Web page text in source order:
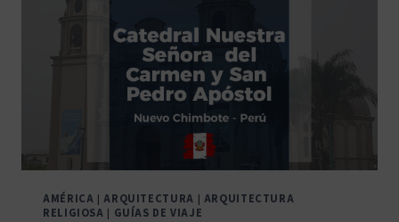
AMÉRICA |ARQUITECTURA | ARQUITECTURA
RELIGIOSA | GUÍAS DE VIAJE